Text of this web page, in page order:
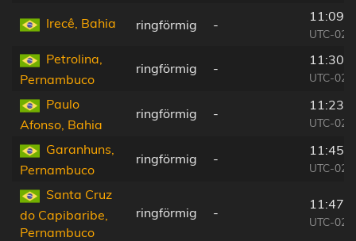
Irecê, Bahia ringförmig -
UTC-
Petrolina,
Pernambuco
ringförmig -
UTC-
Paulo
Afonso, Bahia
ringförmig -
UTC-
Garanhuns,
Pernambuco
ringförmig -
UTC-
Santa Cruz
do Capibaribe,
Pernambuco
ringförmig -
UTC-